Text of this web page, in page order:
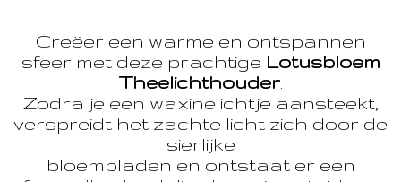
Creëer een warme en ontspannen
sfeer met deze prachtige Lotusbloem
Theelichthouder.
Zodra je een waxinelichtje aansteekt,
verspreidt het zachte licht zich door de
sierlijke
bloembladen en ontstaat er een